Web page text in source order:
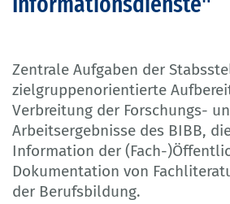
Zentrale Aufgaben der
zielgruppenorientierte
Verbreitung der Forschungs-
Arbeitsergebnisse des BIBB,
Information der (Fach-
Dokumentation von
der Berufsbildung.